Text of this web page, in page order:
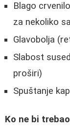
Blago
za nekoliko
Glavobolja
Slabost
proširi)
Spuštanje
Ko ne bi